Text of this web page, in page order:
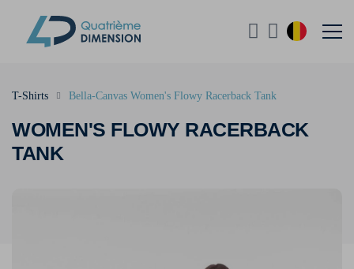
WOMEN'S FLOWY RACERBACK
TANK
T-Shirts Bella-Canvas Women's Flowy Racerback Tank